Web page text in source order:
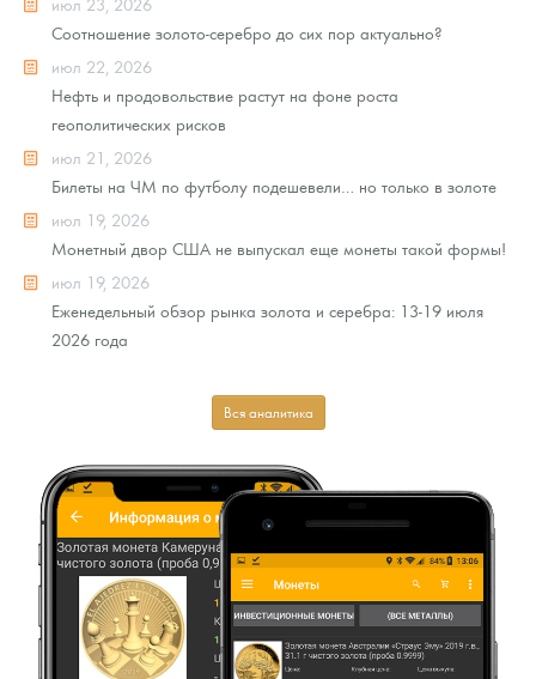
Соотношение золото-серебро до сих пор актуально?
июл 22, 2026
Нефть и продовольствие растут на фоне роста
геополитических рисков
июл 21, 2026
Билеты на ЧМ по футболу подешевели… но только в золоте
июл 19, 2026
Монетный двор США не выпускал еще монеты такой формы!
июл 19, 2026
Еженедельный обзор рынка золота и серебра: 13-19 июля
2026 года
Вся аналитика